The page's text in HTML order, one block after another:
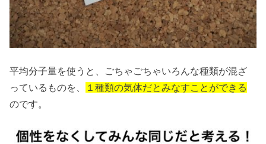
平均分子量を使うと、ごちゃごちゃいろんな種類が混ざ
っているものを、
１種類の気体だとみなすことができる
のです。